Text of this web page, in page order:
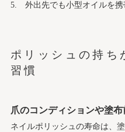
外出先でも小型オイルを
ポリッシュの持ち
習慣
爪のコンディションや塗
ネイルポリッシュの寿命は、